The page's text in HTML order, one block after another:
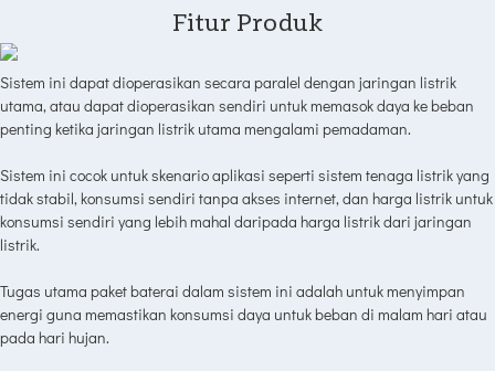
Fitur Produk
Sistem ini dapat dioperasikan secara paralel dengan jaringan listrik
utama, atau dapat dioperasikan sendiri untuk memasok daya ke beban
penting ketika jaringan listrik utama mengalami pemadaman.
Sistem ini cocok untuk skenario aplikasi seperti sistem tenaga listrik yang
tidak stabil, konsumsi sendiri tanpa akses internet, dan harga listrik untuk
konsumsi sendiri yang lebih mahal daripada harga listrik dari jaringan
listrik.
Tugas utama paket baterai dalam sistem ini adalah untuk menyimpan
energi guna memastikan konsumsi daya untuk beban di malam hari atau
pada hari hujan.